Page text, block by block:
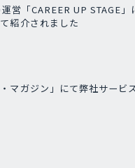
営「CAREER UP STAGE
紹介されました
マガジン」にて弊社サービ